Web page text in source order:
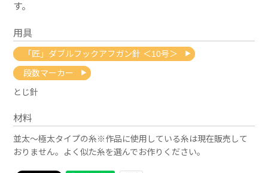
す。
用具
「匠」ダブルフックアフガン針 ＜10号＞
段数マーカー
とじ針
材料
並太〜極太タイプの糸※作品に使用している糸は現在販売して
おりません。よく似た糸を選んでお作りください。